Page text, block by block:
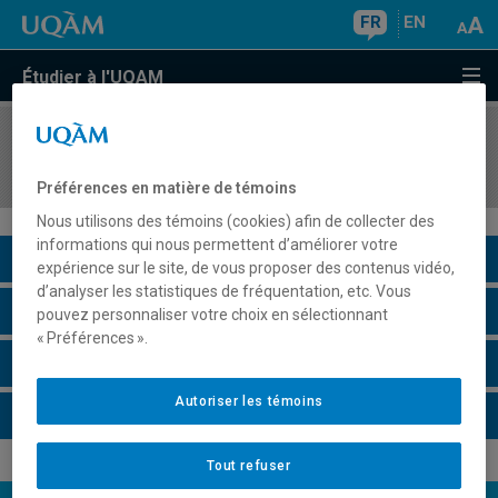
FR EN
Étudier à l'UQAM
COURS//
Description du cours
Horaire - Été 2026
Préférences en matière de témoins
Nous utilisons des témoins (cookies) afin de collecter des
informations qui nous permettent d’améliorer votre
expérience sur le site, de vous proposer des contenus vidéo,
d’analyser les statistiques de fréquentation, etc. Vous
pouvez personnaliser votre choix en sélectionnant
« Préférences ».
Tout refuser
Autoriser les témoins